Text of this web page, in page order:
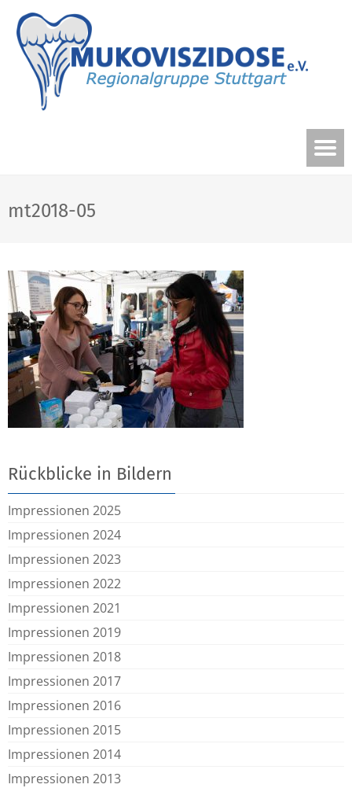
mt2018-05
Rückblicke in Bildern
Impressionen 2025
Impressionen 2024
Impressionen 2023
Impressionen 2022
Impressionen 2021
Impressionen 2019
Impressionen 2018
Impressionen 2017
Impressionen 2016
Impressionen 2015
Impressionen 2014
Impressionen 2013